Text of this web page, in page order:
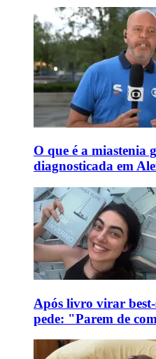
O que é a miastenia
diagnosticada em
Após livro virar
pede: "Parem de